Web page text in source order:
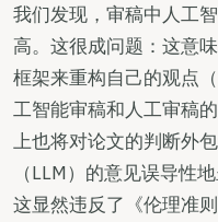
我们发现，审稿中人工
高。这很成问题：这意
框架来重构自己的观点
工智能审稿和人工审稿
上也将对论文的判断外
（LLM）的意见误导性
这显然违反了《伦理准